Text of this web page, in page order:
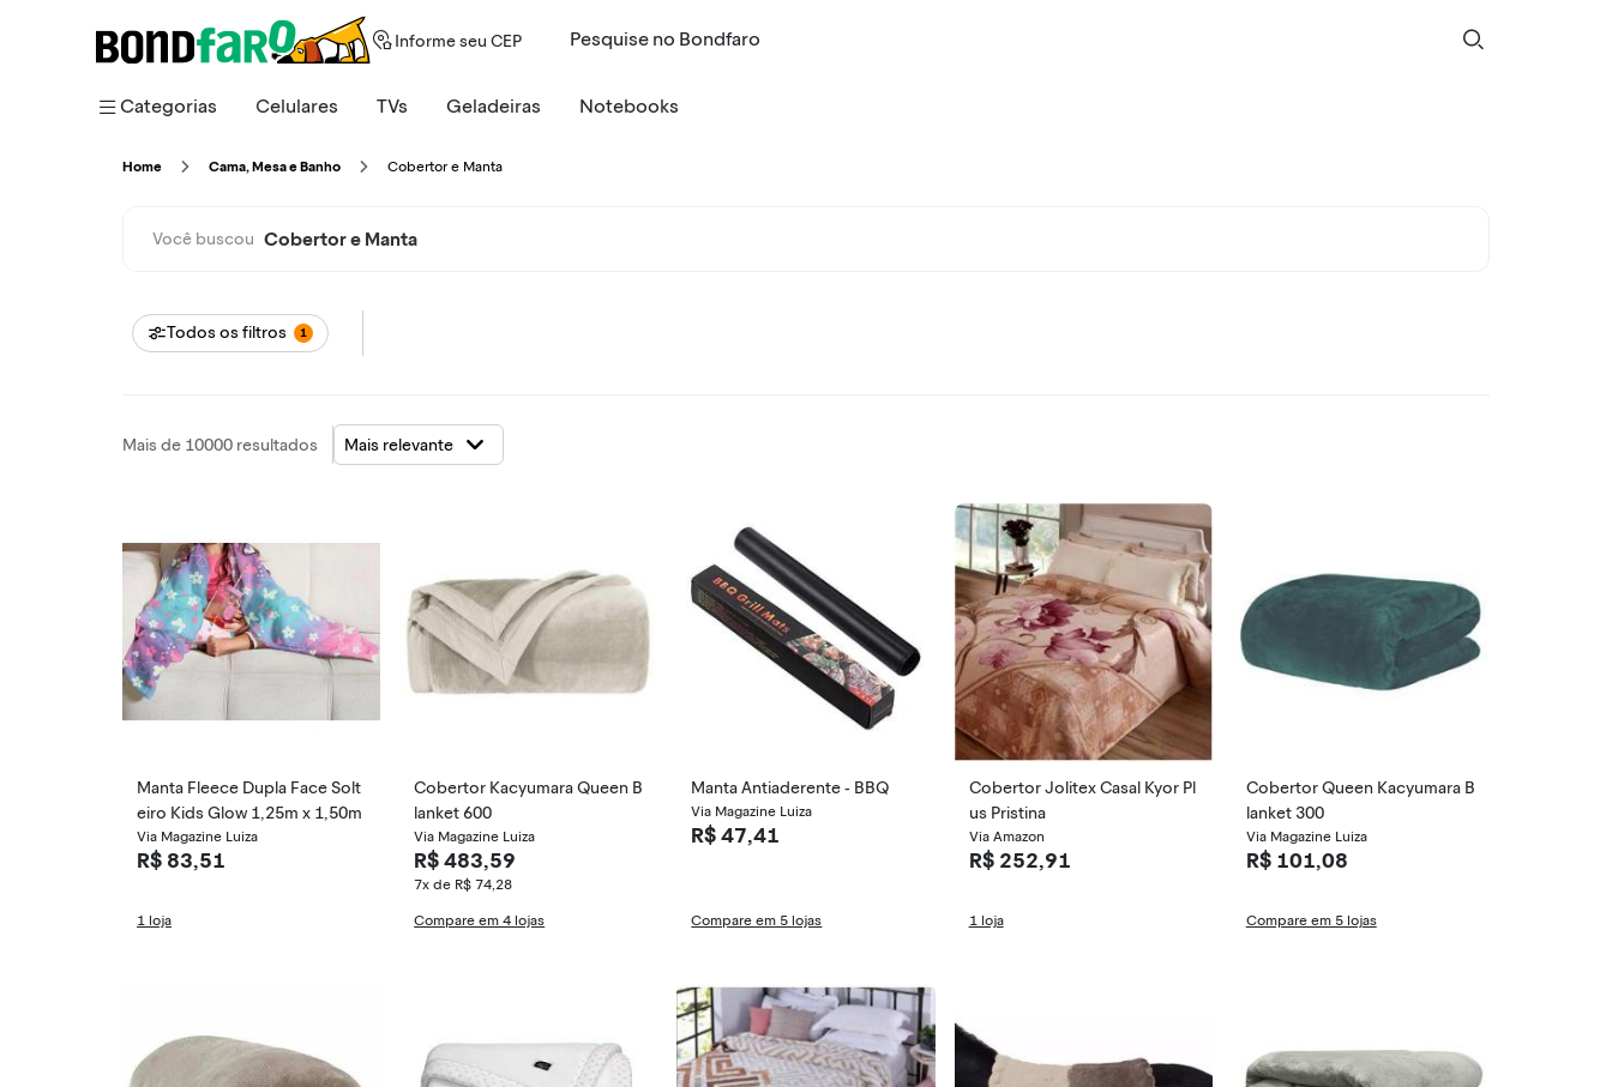
Informe seu CEP
Pesquise
Categorias Celulares TVs Geladeiras Notebooks
Home Cama, Mesa e Banho Cobertor e Manta
Você buscou Cobertor e Manta
Todos os filtros 1
Mais de 10000 resultados
Manta Fleece Dupla Face Solt
eiro Kids Glow 1,25m x 1,50m
Via Magazine Luiza
R$ 83,51
1 loja
Cobertor Kacyumara Queen B
lanket 600
Via Magazine Luiza
R$ 483,59
7x de R$ 74,28
Compare em 4 lojas
Manta Antiaderente - BBQ
Via Magazine Luiza
R$ 47,41
Compare em 5 lojas
Cobertor Jolitex Casal Kyor Pl
us Pristina
Via Amazon
R$ 252,91
1 loja
Cobertor Queen Kacyumara B
lanket 300
Via Magazine Luiza
R$ 101,08
Compare em 5 lojas